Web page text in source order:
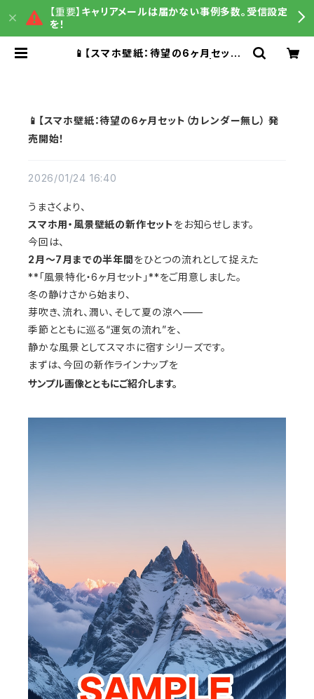
【重要】 キャリアメールは届かない事例多数。受信設定
を！
📱【スマホ壁紙：待望の6ヶ月セット
📱【スマホ壁紙：待望の6ヶ月セット（カレンダー無し） 発
売開始！
2026/01/24 16:40
うまさくより、
スマホ用・風景壁紙の新作セットをお知らせします。
今回は、
2月〜7月までの半年間をひとつの流れとして捉えた
**「風景特化・6ヶ月セット」**をご用意しました。
冬の静けさから始まり、
芽吹き、流れ、潤い、そして夏の涼へ——
季節とともに巡る“運気の流れ”を、
静かな風景としてスマホに宿すシリーズです。
まずは、今回の新作ラインナップを
サンプル画像とともにご紹介します。